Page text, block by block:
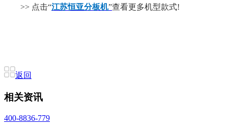
>> 点击“江苏恒亚分板机”查看更多机型款式!
返回
相关资讯
400-8836-779